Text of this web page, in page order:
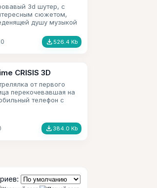
3d шутер, с
сюжетом,
душу музыкой
0 file_download 526.4 Kb
CRISIS 3D
от первого
перекочевавшая на
телефон с
file_download 384.0 Kb